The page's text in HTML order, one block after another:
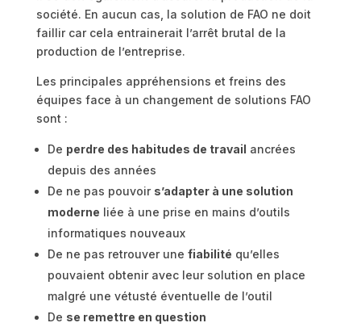
société. En aucun cas, la solution de FAO ne doit
faillir car cela entrainerait l’arrêt brutal de la
production de l’entreprise.
Les principales appréhensions et freins des
équipes face à un changement de solutions FAO
sont :
De perdre des habitudes de travail ancrées
depuis des années
De ne pas pouvoir s’adapter à une solution
moderne liée à une prise en mains d’outils
informatiques nouveaux
De ne pas retrouver une fiabilité qu’elles
pouvaient obtenir avec leur solution en place
malgré une vétusté éventuelle de l’outil
De se remettre en question